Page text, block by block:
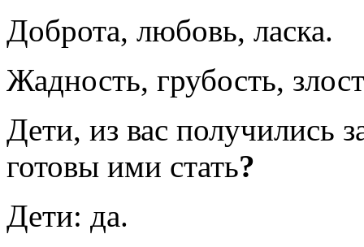
Доброта, любовь, ласка.
Жадность, грубость,
Дети, из вас получились
готовы ими стать?
Дети: да.